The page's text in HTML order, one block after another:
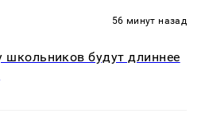
56 минут назад
школьников будут длиннее